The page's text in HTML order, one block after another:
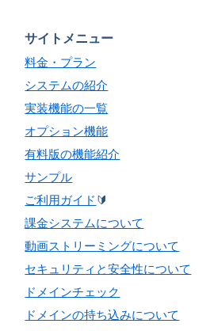
サイトメニュー
料金・プラン
システムの紹介
実装機能の一覧
オプション機能
有料版の機能紹介
サンプル
ご利用ガイド 🔰
課金システムについて
動画ストリーミングについて
セキュリティと安全性について
ドメインチェック
ドメインの持ち込みについて